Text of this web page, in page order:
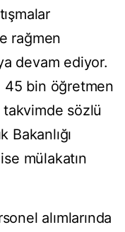
rağmen
devam ediyor.
45 bin öğretmen
takvimde sözlü
Bakanlığı
mülakatın
alımlarında